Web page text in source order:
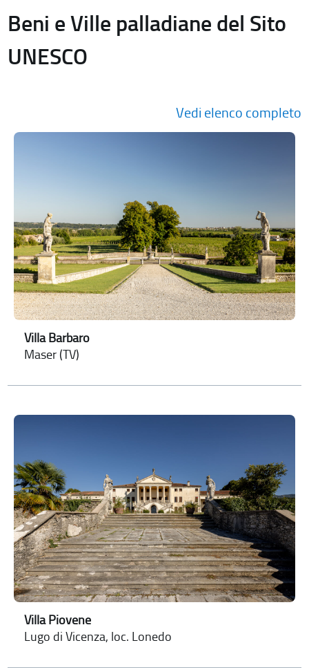
Beni e Ville palladiane del Sito
UNESCO
Vedi elenco completo
Villa Barbaro
Maser (TV)
Villa Piovene
Lugo di Vicenza, loc. Lonedo